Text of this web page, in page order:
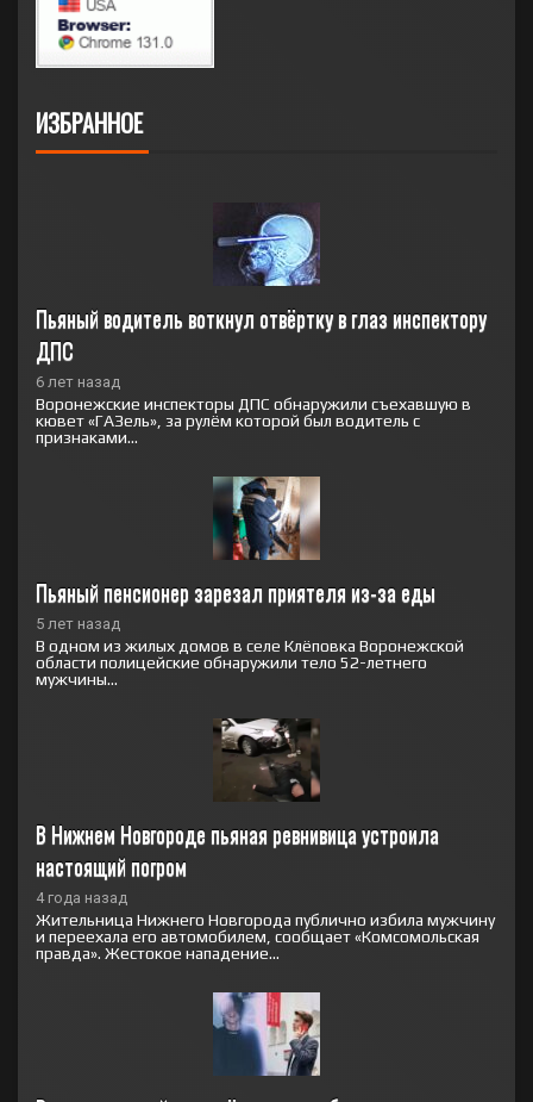
ИЗБРАННОЕ
Пьяный водитель воткнул отвёртку в глаз инспектору
ДПС
6 лет назад
Воронежские инспекторы ДПС обнаружили съехавшую в
кювет «ГАЗель», за рулём которой был водитель с
признаками...
Пьяный пенсионер зарезал приятеля из-за еды
5 лет назад
В одном из жилых домов в селе Клёповка Воронежской
области полицейские обнаружили тело 52-летнего
мужчины...
В Нижнем Новгороде пьяная ревнивица устроила
настоящий погром
4 года назад
Жительница Нижнего Новгорода публично избила мужчину
и переехала его автомобилем, сообщает «Комсомольская
правда». Жестокое нападение...